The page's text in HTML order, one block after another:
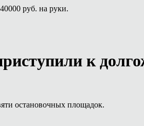
руб. на руки.
к
остановочных площадок.